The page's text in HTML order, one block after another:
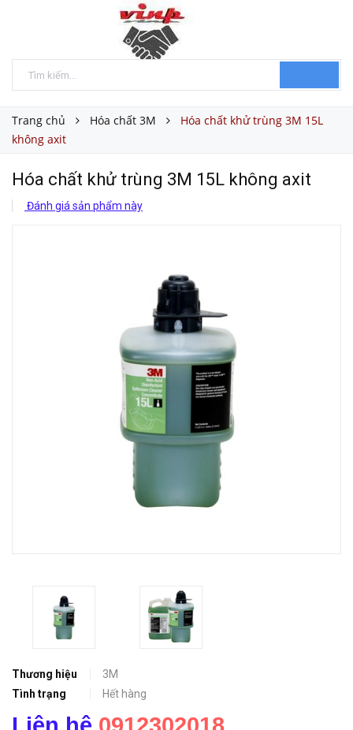
Trang chủ Hóa chất 3M
Hóa chất khử trùng 3M 15L
không axit
Hóa chất khử trùng 3M 15L không axit
Đánh giá sản phẩm này
Thương hiệu
3M
Tình trạng
Hết hàng